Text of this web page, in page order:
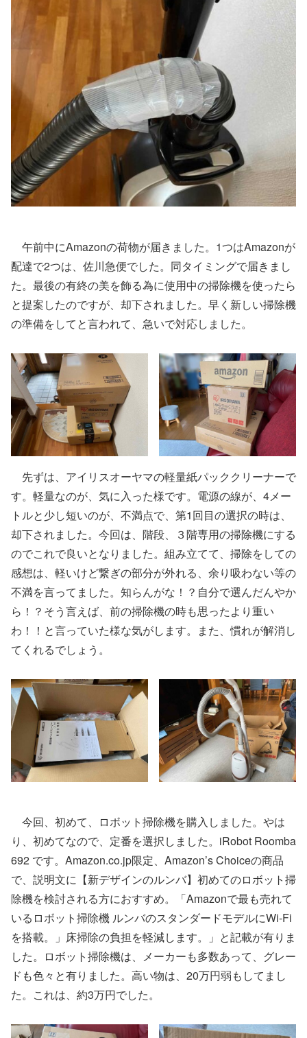
午前中にAmazonの荷物が届きました。1つはAmazonが
配達で2つは、佐川急便でした。同タイミングで届きまし
た。最後の有終の美を飾る為に使用中の掃除機を使ったら
と提案したのですが、却下されました。早く新しい掃除機
の準備をしてと言われて、急いで対応しました。
先ずは、アイリスオーヤマの軽量紙パッククリーナーで
す。軽量なのが、気に入った様です。電源の線が、4メー
トルと少し短いのが、不満点で、第1回目の選択の時は、
却下されました。今回は、階段、３階専用の掃除機にする
のでこれで良いとなりました。組み立てて、掃除をしての
感想は、軽いけど繋ぎの部分が外れる、余り吸わない等の
不満を言ってました。知らんがな！？自分で選んだんやか
ら！？そう言えば、前の掃除機の時も思ったより重い
わ！！と言っていた様な気がします。また、慣れが解消し
てくれるでしょう。
今回、初めて、ロボット掃除機を購入しました。やは
り、初めてなので、定番を選択しました。iRobot Roomba
692 です。Amazon.co.jp限定、Amazon’s Choiceの商品
で、説明文に【新デザインのルンバ】初めてのロボット掃
除機を検討される方におすすめ。「Amazonで最も売れて
いるロボット掃除機 ルンバのスタンダードモデルにWi-Fi
を搭載。」床掃除の負担を軽減します。」と記載が有りま
した。ロボット掃除機は、メーカーも多数あって、グレー
ドも色々と有りました。高い物は、20万円弱もしてまし
た。これは、約3万円でした。